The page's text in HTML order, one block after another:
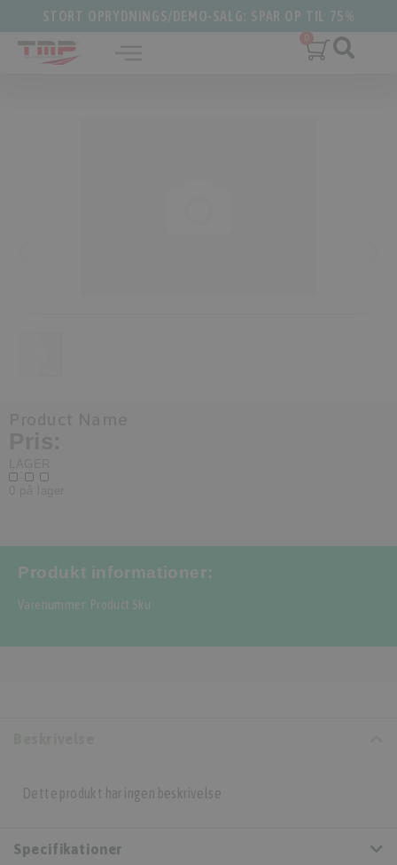
STORT OPRYDNINGS/DEMO-SALG: SPAR OP TIL 75%
Produkt informationer:
Varenummer: Product Sku
Dette produkt har ingen beskrivelse
Specifikationer